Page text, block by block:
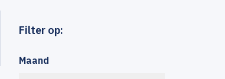
Filter op:
Maand